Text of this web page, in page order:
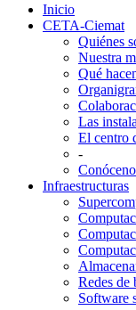
Inicio
CETA-Ciemat
Quiénes
Nuestra
Qué
Las
El centro
-
Infraestructuras
Redes de
Software